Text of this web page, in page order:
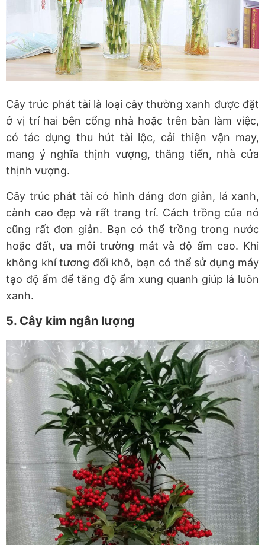
Cây trúc phát tài là loại cây thường xanh được đặt
ở vị trí hai bên cổng nhà hoặc trên bàn làm việc,
có tác dụng thu hút tài lộc, cải thiện vận may,
mang ý nghĩa thịnh vượng, thăng tiến, nhà cửa
thịnh vượng.
Cây trúc phát tài có hình dáng đơn giản, lá xanh,
cành cao đẹp và rất trang trí. Cách trồng của nó
cũng rất đơn giản. Bạn có thể trồng trong nước
hoặc đất, ưa môi trường mát và độ ẩm cao. Khi
không khí tương đối khô, bạn có thể sử dụng máy
tạo độ ẩm để tăng độ ẩm xung quanh giúp lá luôn
xanh.
5. Cây kim ngân lượng